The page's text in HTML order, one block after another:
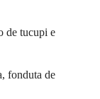
de tucupi e
fonduta de